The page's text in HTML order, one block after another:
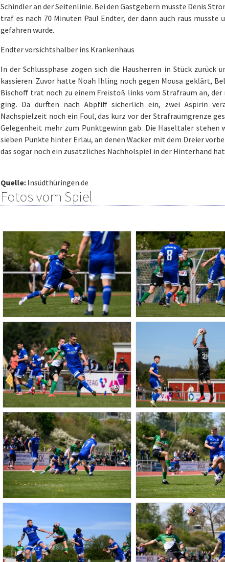
Schindler an der Seitenlinie. Bei den Gastgebern musste Denis
traf es nach 70 Minuten Paul Endter, der dann auch raus musste
gefahren wurde.
Endter vorsichtshalber ins Krankenhaus
In der Schlussphase zogen sich die Hausherren in Stück zurück
kassieren. Zuvor hatte Noah Ihling noch gegen Mousa geklärt,
Bischoff trat noch zu einem Freistoß links vom Strafraum an,
ging. Da dürften nach Abpfiff sicherlich ein, zwei Aspirin
Nachspielzeit noch ein Foul, das kurz vor der Strafraumgrenze
Gelegenheit mehr zum Punktgewinn gab. Die Haseltaler
sieben Punkte hinter Erlau, an denen Wacker mit dem Dreier
das sogar noch ein zusätzliches Nachholspiel in der Hinterhand
Quelle: Insüdthüringen.de
Fotos vom Spiel